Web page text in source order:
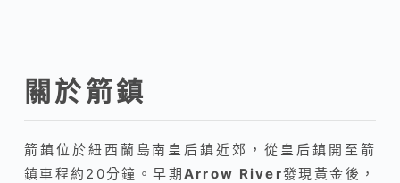
關於箭鎮
箭鎮位於紐西蘭島南皇后鎮近郊，從皇后鎮開至箭
鎮車程約20分鐘。早期Arrow River發現黃金後，